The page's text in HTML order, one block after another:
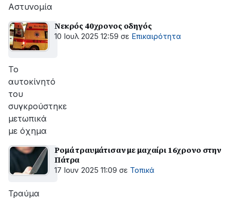
Αστυνομία
Νεκρός 40χρονος οδηγός
10 Ιουλ 2025 12:59 σε Επικαιρότητα
Το
αυτοκίνητό
του
συγκρούστηκε
μετωπικά
με όχημα
Ρομά τραυμάτισαν με μαχαίρι 16χρονο στην
Πάτρα
17 Ιουν 2025 11:09 σε Τοπικά
Τραύμα